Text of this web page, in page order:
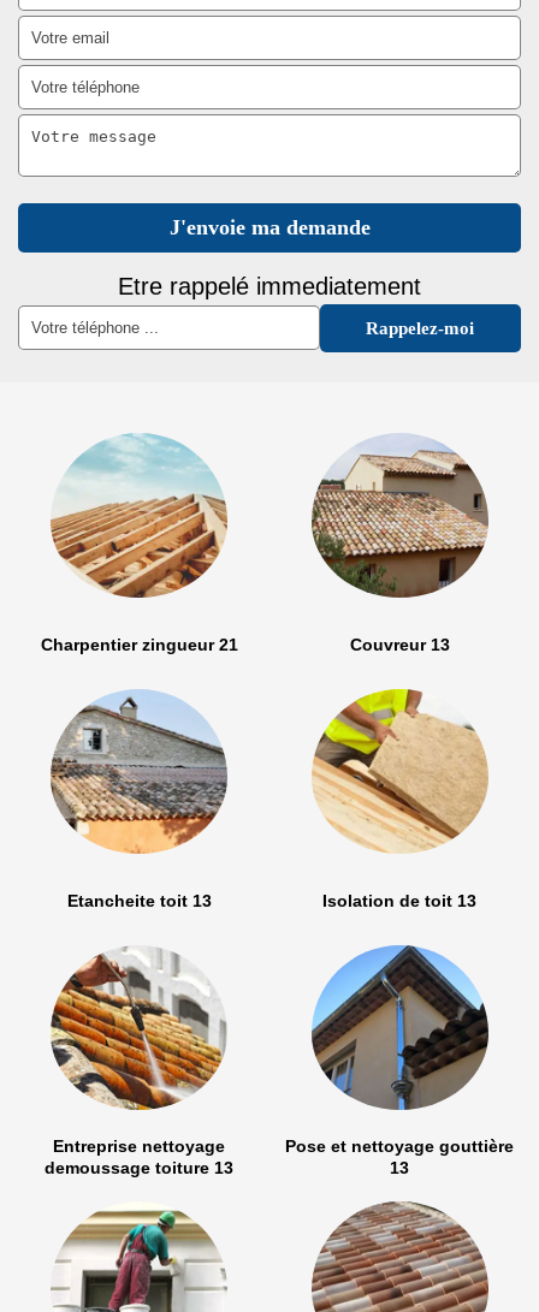
Etre rappelé immediatement
Charpentier zingueur 21 Couvreur 13
Etancheite toit 13 Isolation de toit 13
Entreprise nettoyage
demoussage toiture 13
Pose et nettoyage gouttière
13